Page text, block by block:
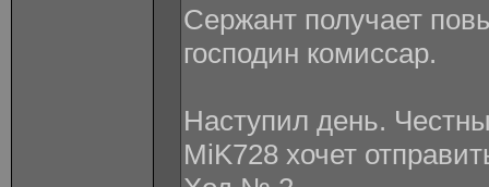
Сержант получает
господин комиссар.
Наступил день.
MiK728 xочет